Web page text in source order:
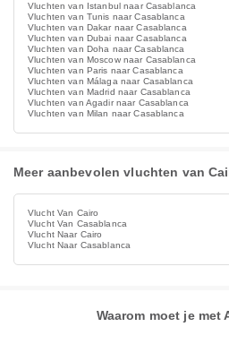
Vluchten van Istanbul naar Casablanca
Vluchten van Tunis naar Casablanca
Vluchten van Dakar naar Casablanca
Vluchten van Dubai naar Casablanca
Vluchten van Doha naar Casablanca
Vluchten van Moscow naar Casablanca
Vluchten van Paris naar Casablanca
Vluchten van Málaga naar Casablanca
Vluchten van Madrid naar Casablanca
Vluchten van Agadir naar Casablanca
Vluchten van Milan naar Casablanca
Meer aanbevolen vluchten van
Vlucht Van Cairo
Vlucht Van Casablanca
Vlucht Naar Cairo
Vlucht Naar Casablanca
Waarom moet je met